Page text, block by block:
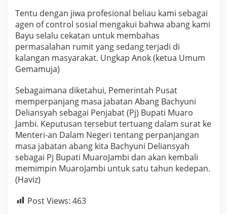
m
t
d
a
n
s
s
e
s
.
Tentu dengan jiwa profesional beliau kami sebagai
agen of control sosial mengakui bahwa abang kami
Bayu selalu cekatan untuk membahas
permasalahan rumit yang sedang terjadi di
kalangan masyarakat. Ungkap Anok (ketua Umum
Gemamuja)
Sebagaimana diketahui, Pemerintah Pusat
memperpanjang masa jabatan Abang Bachyuni
Deliansyah sebagai Penjabat (Pj) Bupati Muaro
Jambi. Keputusan tersebut tertuang dalam surat ke
Menteri-an Dalam Negeri tentang perpanjangan
masa jabatan abang kita Bachyuni Deliansyah
sebagai Pj Bupati MuaroJambi dan akan kembali
memimpin MuaroJambi untuk satu tahun kedepan.
(Haviz)
Post Views: 463